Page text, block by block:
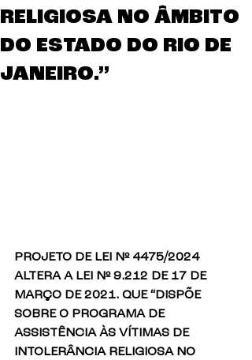
RELIGIOSA NO ÂMBITO
DO ESTADO DO RIO DE
JANEIRO.”
PROJETO DE LEI Nº 4475/2024
ALTERA A LEI Nº 9.212 DE 17 DE
MARÇO DE 2021. QUE “DISPÕE
SOBRE O PROGRAMA DE
ASSISTÊNCIA ÀS VÍTIMAS DE
INTOLERÂNCIA RELIGIOSA NO